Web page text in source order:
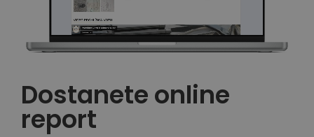
Dostanete online
report